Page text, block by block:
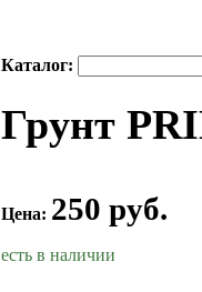
Каталог:
Грунт
Цена: 250 руб.
есть в наличии